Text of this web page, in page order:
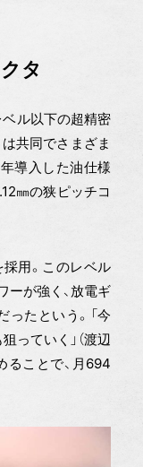
タ
ル以下の超精密
共同でさまざま
導入した油仕様
㎜の狭ピッチコ
用。このレベル
ーが強く、放電ギ
たという。「今
っていく」（渡辺
ることで、月694